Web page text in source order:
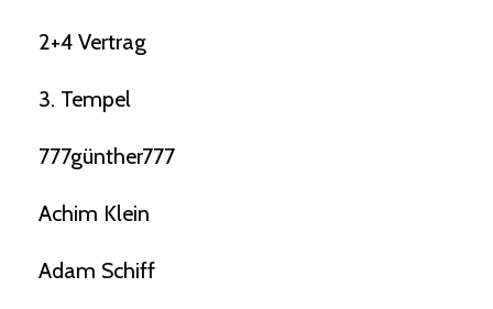
2+4 Vertrag
3. Tempel
777günther777
Achim Klein
Adam Schiff